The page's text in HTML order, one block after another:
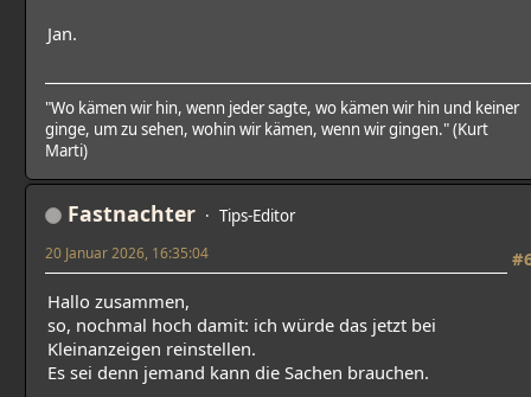
Jan.
"Wo kämen wir hin, wenn jeder sagte, wo kämen wir hin und keiner
ginge, um zu sehen, wohin wir kämen, wenn wir gingen." (Kurt
Marti)
Fastnachter Tips-Editor
20 Januar 2026, 16:35:04
Hallo zusammen,
so, nochmal hoch damit: ich würde das jetzt bei
Kleinanzeigen reinstellen.
Es sei denn jemand kann die Sachen brauchen.